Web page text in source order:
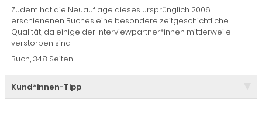
Zudem hat die Neuauflage dieses ursprünglich 2006
erschienenen Buches eine besondere zeitgeschichtliche
Qualität, da einige der Interviewpartner*innen mittlerweile
verstorben sind.
Buch, 348 Seiten
Kund*innen-Tipp